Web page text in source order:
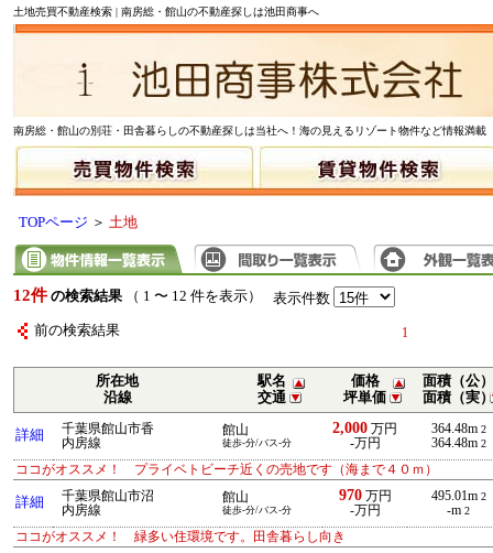
土地売買不動産検索 | 南房総・館山の不動産探しは池田商事へ
南房総・館山の別荘・田舎暮らしの不動産探しは当社へ！海の見えるリゾート物件など情報満載
TOPページ ＞ 土地
12件 の検索結果 （ 1 〜 12 件を表示） 表示件数
前の検索結果 1
所在地
沿線
駅名
交通
価格
坪単価
面積（公）
面積（実）
詳細
千葉県館山市香
内房線
館山
徒歩-分/バス-分
2,000 万円
-万円
364.48m 2
364.48m 2
ココがオススメ！ プライベトビーチ近くの売地です（海まで４０ｍ）
詳細
千葉県館山市沼
内房線
館山
徒歩-分/バス-分
970万円
-万円
495.01m 2
-m 2
ココがオススメ！ 緑多い住環境です。田舎暮らし向き